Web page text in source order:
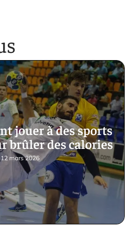
jouer à des sports
brûler des calories
12 mars 2026